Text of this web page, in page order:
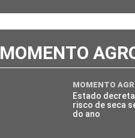
MOMENTO
MOMENTO
Estado
risco de seca
do ano